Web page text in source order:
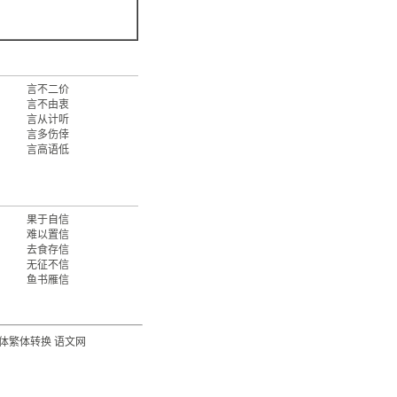
言不二价
言不由衷
言从计听
言多伤倖
言高语低
果于自信
难以置信
去食存信
无征不信
鱼书雁信
繁体转换 语文网